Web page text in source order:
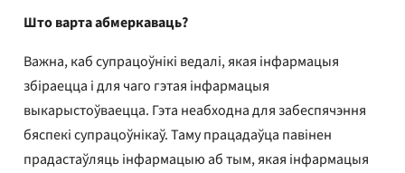
Што варта абмеркаваць?
Важна, каб супрацоўнікі ведалі, якая інфармацыя
збіраецца і для чаго гэтая інфармацыя
выкарыстоўваецца. Гэта неабходна для забеспячэння
бяспекі супрацоўнікаў. Таму працадаўца павінен
прадастаўляць інфармацыю аб тым, якая інфармацыя